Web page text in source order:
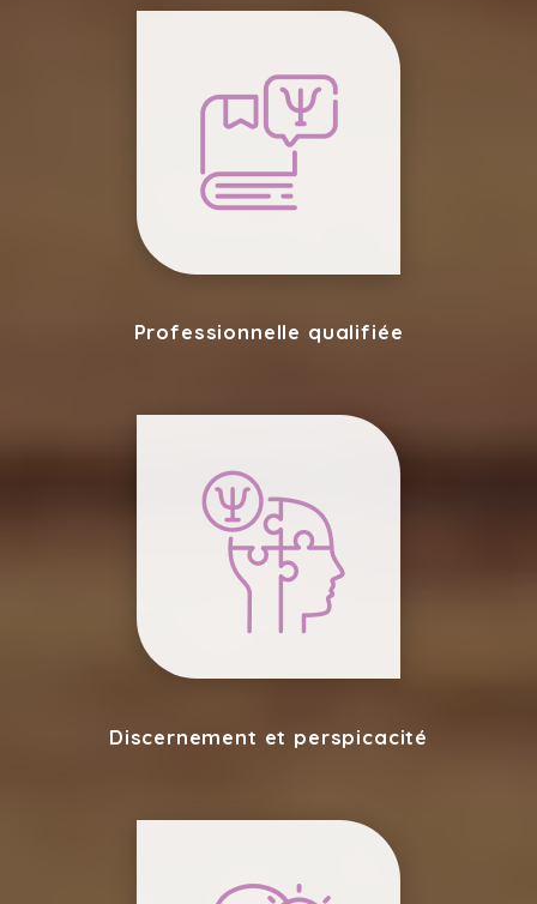
Professionnelle qualifiée
Discernement et perspicacité